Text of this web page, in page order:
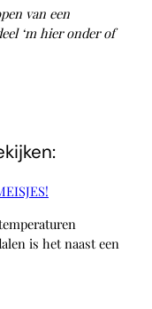
van een
‘m hier onder of
is het naast een